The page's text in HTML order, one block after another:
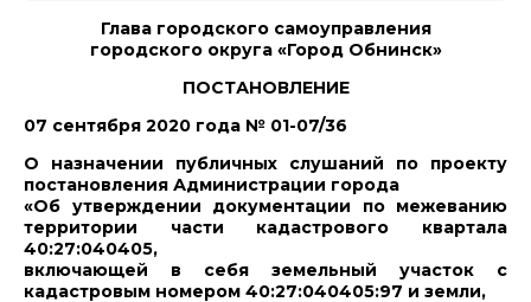
Глава городского самоуправления
городского округа «Город Обнинск»
ПОСТАНОВЛЕНИЕ
07 сентября 2020 года № 01-07/36
О назначении публичных слушаний по проекту
постановления Администрации города
«Об утверждении документации по межеванию
территории части кадастрового квартала
40:27:040405,
включающей в себя земельный участок с
кадастровым номером 40:27:040405:97 и земли,